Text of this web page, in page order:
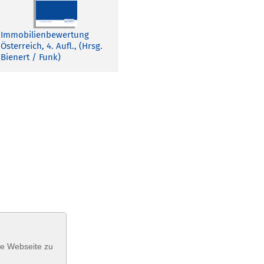
Immobilienbewertung
Österreich, 4. Aufl., (Hrsg.
Bienert / Funk)
Webseite zu